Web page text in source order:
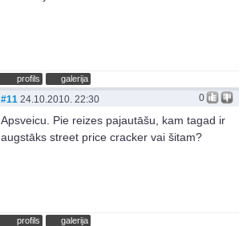
profils galerija
0
#11 24.10.2010. 22:30
Apsveicu. Pie reizes pajautāšu, kam tagad ir
augstāks street price cracker vai šitam?
profils galerija